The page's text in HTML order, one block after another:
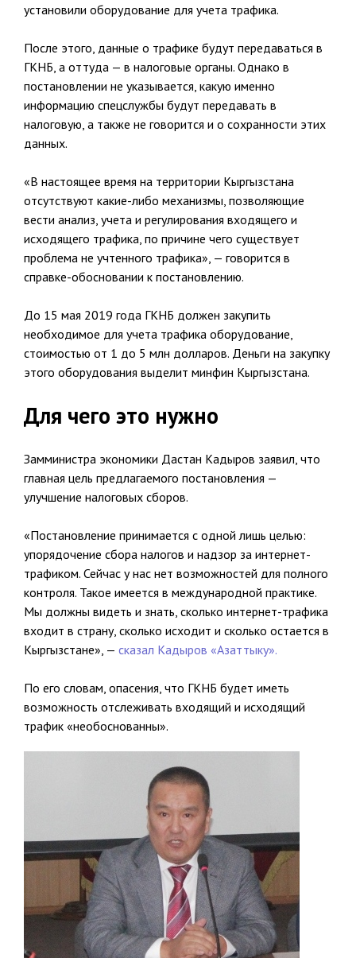
установили оборудование для учета трафика.
После этого, данные о трафике будут передаваться в
ГКНБ, а оттуда — в налоговые органы. Однако в
постановлении не указывается, какую именно
информацию спецслужбы будут передавать в
налоговую, а также не говорится и о сохранности этих
данных.
«В настоящее время на территории Кыргызстана
отсутствуют какие-либо механизмы, позволяющие
вести анализ, учета и регулирования входящего и
исходящего трафика, по причине чего существует
проблема не учтенного трафика», — говорится в
справке-обосновании к постановлению.
До 15 мая 2019 года ГКНБ должен закупить
необходимое для учета трафика оборудование,
стоимостью от 1 до 5 млн долларов. Деньги на закупку
этого оборудования выделит минфин Кыргызстана.
Для чего это нужно
Замминистра экономики Дастан Кадыров заявил, что
главная цель предлагаемого постановления —
улучшение налоговых сборов.
«Постановление принимается с одной лишь целью:
упорядочение сбора налогов и надзор за интернет-
трафиком. Сейчас у нас нет возможностей для полного
контроля. Такое имеется в международной практике.
Мы должны видеть и знать, сколько интернет-трафика
входит в страну, сколько исходит и сколько остается в
Кыргызстане», — сказал Кадыров «Азаттыку».
По его словам, опасения, что ГКНБ будет иметь
возможность отслеживать входящий и исходящий
трафик «необоснованны».